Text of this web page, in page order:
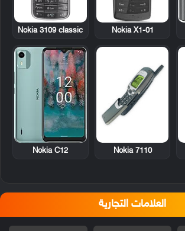
Nokia X1-01
Nokia 3109 classic
Nokia 7110
Nokia C12
العلامات التجارية